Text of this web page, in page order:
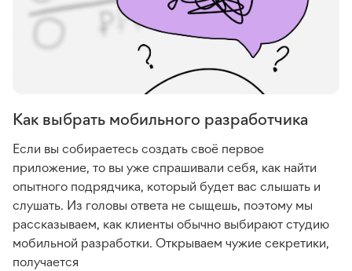
Как выбрать мобильного разработчика
Если вы собираетесь создать своё первое
приложение, то вы уже спрашивали себя, как найти
опытного подрядчика, который будет вас слышать и
слушать. Из головы ответа не сыщешь, поэтому мы
рассказываем, как клиенты обычно выбирают студию
мобильной разработки. Открываем чужие секретики,
получается